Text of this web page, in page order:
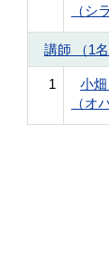
（シ
講師 （1名
1
小
（オ